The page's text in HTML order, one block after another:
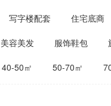
写字楼配套 住宅底商
美容美发 服饰鞋包
40-50㎡ 50-70㎡